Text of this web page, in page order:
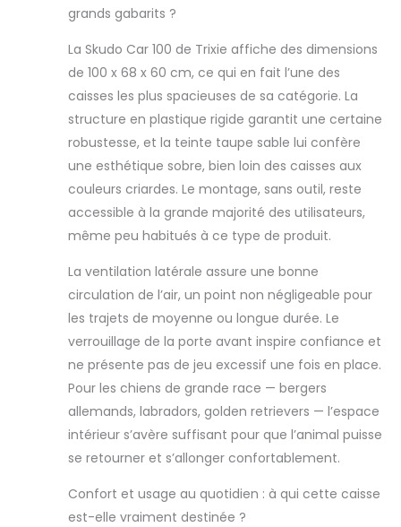
grands gabarits ?
La Skudo Car 100 de Trixie affiche des dimensions
de 100 x 68 x 60 cm, ce qui en fait l’une des
caisses les plus spacieuses de sa catégorie. La
structure en plastique rigide garantit une certaine
robustesse, et la teinte taupe sable lui confère
une esthétique sobre, bien loin des caisses aux
couleurs criardes. Le montage, sans outil, reste
accessible à la grande majorité des utilisateurs,
même peu habitués à ce type de produit.
La ventilation latérale assure une bonne
circulation de l’air, un point non négligeable pour
les trajets de moyenne ou longue durée. Le
verrouillage de la porte avant inspire confiance et
ne présente pas de jeu excessif une fois en place.
Pour les chiens de grande race — bergers
allemands, labradors, golden retrievers — l’espace
intérieur s’avère suffisant pour que l’animal puisse
se retourner et s’allonger confortablement.
Confort et usage au quotidien : à qui cette caisse
est-elle vraiment destinée ?